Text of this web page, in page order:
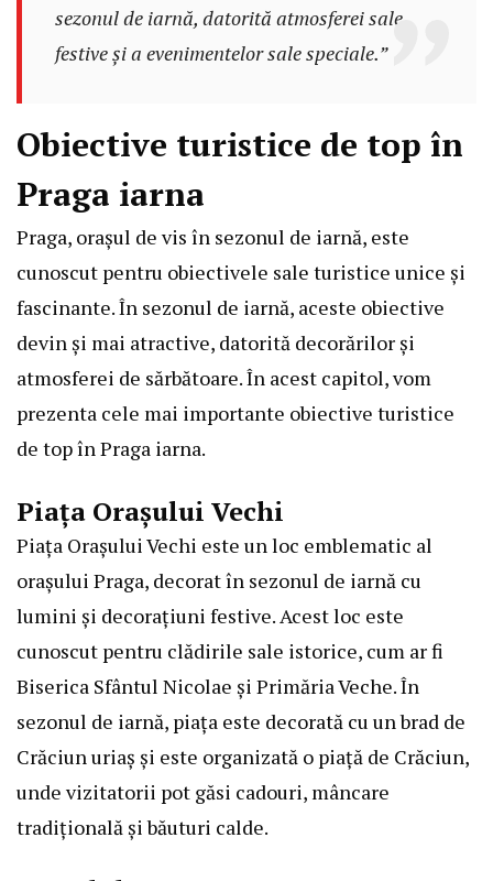
sezonul de iarnă, datorită atmosferei sale
festive și a evenimentelor sale speciale.”
Obiective turistice de top în
Praga iarna
Praga, orașul de vis în sezonul de iarnă, este
cunoscut pentru obiectivele sale turistice unice și
fascinante. În sezonul de iarnă, aceste obiective
devin și mai atractive, datorită decorărilor și
atmosferei de sărbătoare. În acest capitol, vom
prezenta cele mai importante obiective turistice
de top în Praga iarna.
Piața Orașului Vechi
Piața Orașului Vechi este un loc emblematic al
orașului Praga, decorat în sezonul de iarnă cu
lumini și decorațiuni festive. Acest loc este
cunoscut pentru clădirile sale istorice, cum ar fi
Biserica Sfântul Nicolae și Primăria Veche. În
sezonul de iarnă, piața este decorată cu un brad de
Crăciun uriaș și este organizată o piață de Crăciun,
unde vizitatorii pot găsi cadouri, mâncare
tradițională și băuturi calde.